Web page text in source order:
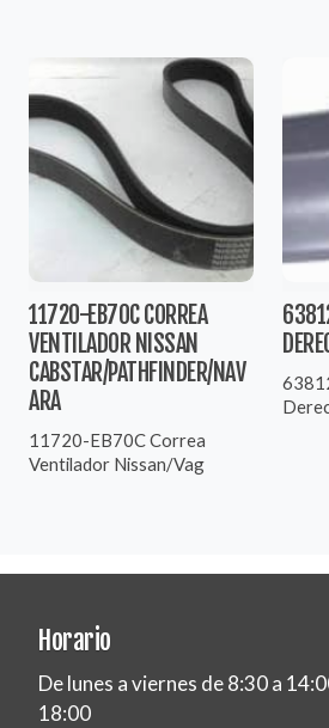
11720-EB70C CORREA
VENTILADOR NISSAN
CABSTAR/PATHFINDER/NAV
ARA
11720-EB70C Correa
Ventilador Nissan/Vag
Horario
De lunes a viernes de 8:30 a
18:00